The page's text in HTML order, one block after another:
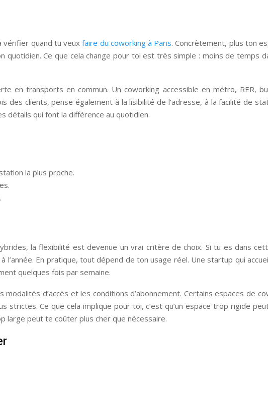
vérifier quand tu veuxfaire du coworking à Paris. Concrètement, plus ton
Ce que cela change pour toi est très simple : moins de temps
en transports en commun. Un coworking accessible en métro, RER,
des clients, pense également à la lisibilité de l’adresse, à la facilité de
détails qui font la différence au quotidien.
la plus proche.
la flexibilité est devenue un vrai critère de choix. Si tu es dans
l’année. En pratique, tout dépend de ton usage réel. Une startup qui
quelques fois par semaine.
d’accès et les conditions d’abonnement. Certains espaces de
strictes. Ce que cela implique pour toi, c’est qu’un espace trop rigide
large peut te coûter plus cher que nécessaire.